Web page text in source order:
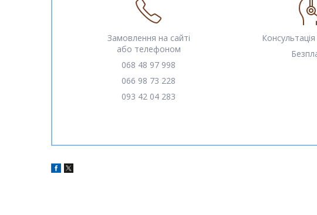
Замовлення на сайті
або телефоном
068 48 97 998
066 98 73 228
093 42 04 283